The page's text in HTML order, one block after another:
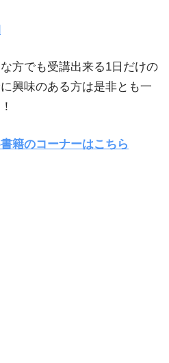
方でも受講出来る1日だけの
興味のある方は是非とも一
籍のコーナーはこちら